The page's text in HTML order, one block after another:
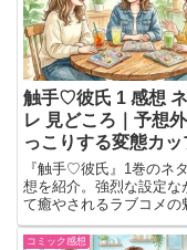
触手♡彼氏 1 感想
レ 見どころ｜予想
っこりする変態カッ
メディ
『触手♡彼氏』1巻のネ
想を紹介。強烈な設定な
て癒やされるラブコメの
伸多と胡桃の関係、印象
シーンを読後目線で語り
コミック感想